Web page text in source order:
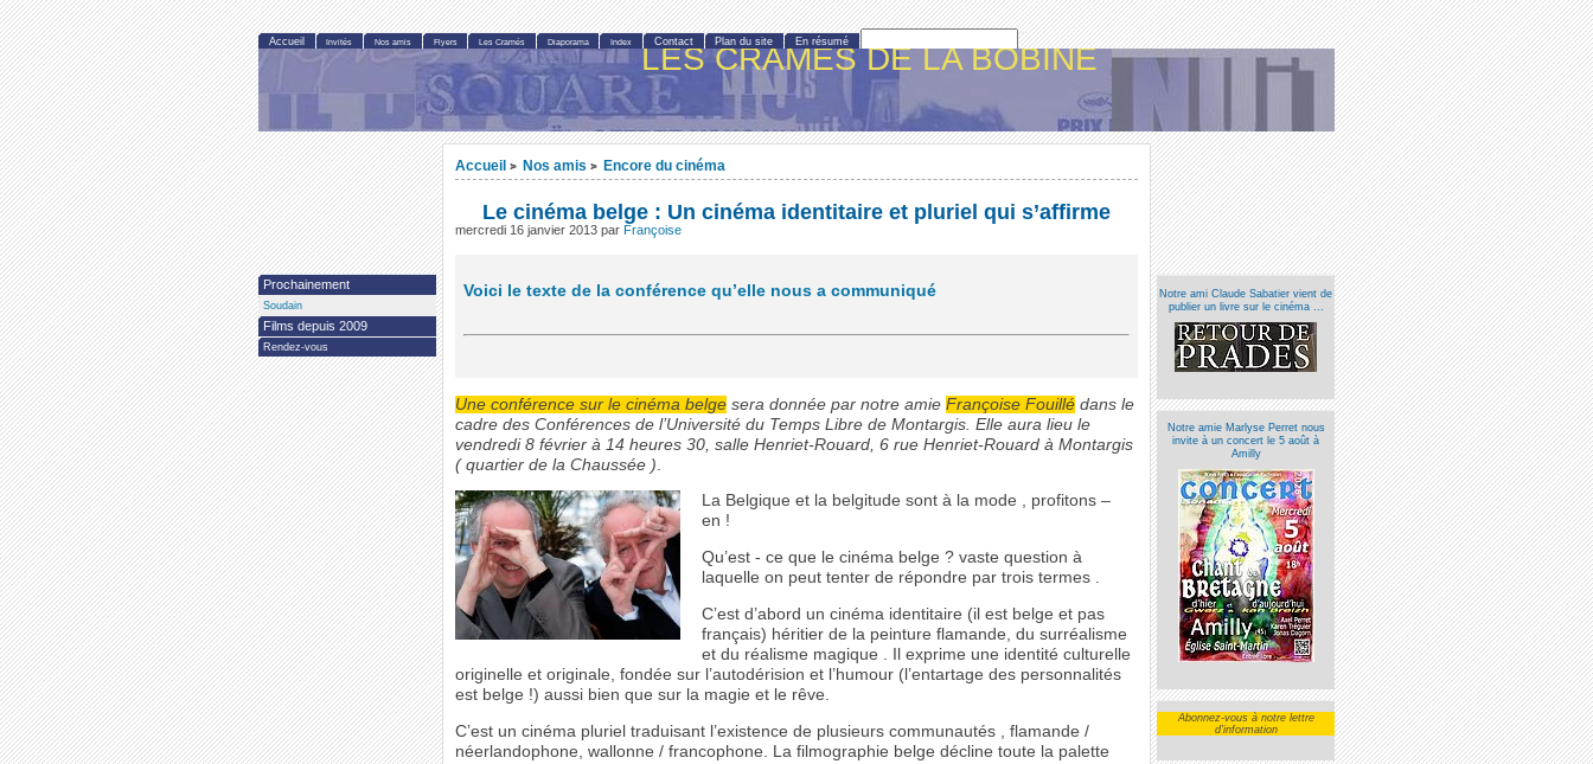
LES CRAMÉS DE LA BOBINE
Accueil > Nos amis > Encore du cinéma
Le cinéma belge : Un cinéma identitaire et pluriel qui s’affirme
mercredi 16 janvier 2013 par Françoise
Voici le texte de la conférence qu’elle nous a communiqué
Une conférence sur le cinéma belgesera donnée par notre amie Françoise Fouillédans le
cadre des Conférences de l’Université du Temps Libre de Montargis. Elle aura lieu le
vendredi 8 février à 14 heures 30, salle Henriet-Rouard, 6 rue Henriet-Rouard à Montargis
( quartier de la Chaussée )
La Belgique et la belgitude sont à la mode , profitons –
en !
Qu’est - ce que le cinéma belge ? vaste question à
laquelle on peut tenter de répondre par trois termes .
C’est d’abord un cinéma identitaire (il est belge et pas
français) héritier de la peinture flamande, du surréalisme
et du réalisme magique . Il exprime une identité culturelle
originelle et originale, fondée sur l’autodérision et l’humour (l’entartage des personnalités
est belge !) aussi bien que sur la magie et le rêve.
C’est un cinéma pluriel traduisant l’existence de plusieurs communautés , flamande /
néerlandophone, wallonne / francophone. La filmographie belge décline toute la palette
Notre ami Claude Sabatier vient de
publier un livre sur le cinéma ...
Notre amie Marlyse Perret nous
invite à un concert le 5 août à
Amilly
Abonnez-vous à notre lettre
d’information
Accueil Invités Nos amis Flyers Les Cramés Diaporama Index Contact Plan du site En résumé
Prochainement
Soudain
Films depuis 2009
Rendez-vous